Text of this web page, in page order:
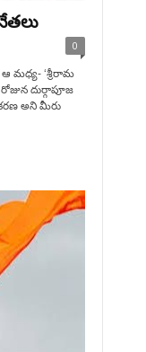
0
మధ్య- ‘శ్రీరామ
దుర్గాపూజ
అని మీరు